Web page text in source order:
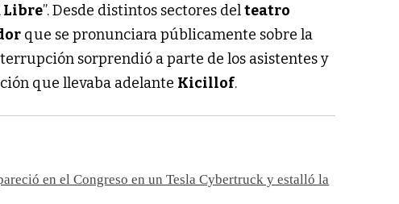
Libre”. Desde distintos sectores delteatro
que se pronunciara públicamente sobre la
sorprendió a parte de los asistentes y
que llevaba adelante Kicillof.
en el Congreso en un Tesla Cybertruck y estalló la